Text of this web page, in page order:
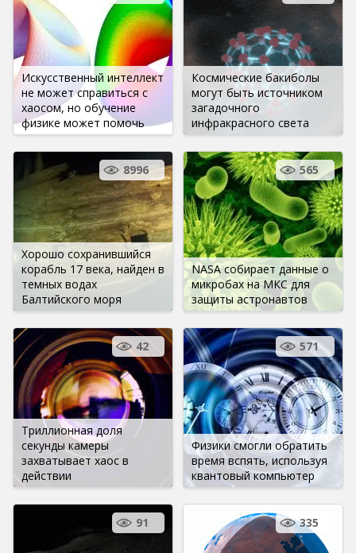
Искусственный интеллект
не может справиться с
хаосом, но обучение
физике может помочь
Космические бакиболы
могут быть источником
загадочного
инфракрасного света
Хорошо сохранившийся
корабль 17 века, найден в
темных водах
Балтийского моря
8996
NASA собирает данные о
микробах на МКС для
защиты астронавтов
565
Триллионная доля
секунды камеры
захватывает хаос в
действии
42
Физики смогли обратить
время вспять, используя
квантовый компьютер
571
91 335